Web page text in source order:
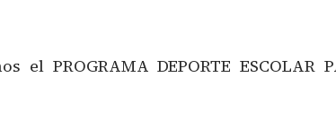
PROGRAMA DEPORTE ESCOLAR